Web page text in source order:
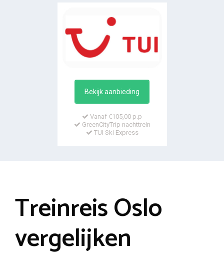
Bekijk aanbieding
Vanaf €105,00 p.p
GreenCityTrip nachttrein
TUI Ski Express
Treinreis Oslo
vergelijken